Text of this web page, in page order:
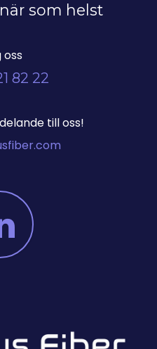
som helst
oss
82 22
till oss!